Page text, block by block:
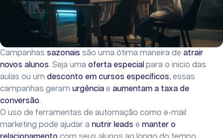
Campanhas sazonais são uma ótima maneira de atrair
novos alunos. Seja uma oferta especial para o início das
aulas ou um desconto em cursos específicos, essas
campanhas geram urgência e aumentam a taxa de
conversão.
O uso de ferramentas de automação como e-mail
marketing pode ajudar a nutrir leads e manter o